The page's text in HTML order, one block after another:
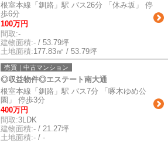
根室本線「釧路」駅 バス26分 「休み坂」 停
歩6分
100万円
間取:-
建物面積:- / 53.79坪
土地面積:177.83㎡ / 53.79坪
売買｜中古マンション
◎収益物件◎エステート南大通
根室本線「釧路」駅 バス7分 「啄木ゆめ公
園」 停歩3分
400万円
間取:3LDK
建物面積:- / 21.27坪
土地面積:- / -